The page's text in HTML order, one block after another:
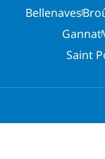
Bellenaves
Gannat
Saint